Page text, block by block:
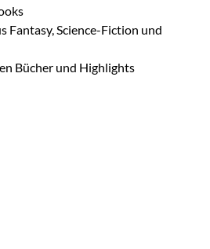
Fantasy, Science-Fiction und
Bücher und Highlights